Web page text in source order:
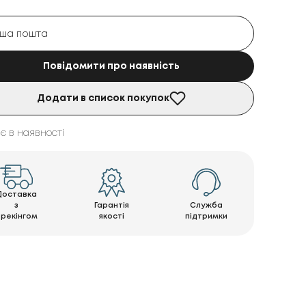
Повідомити про наявність
Додати в список покупок
в наявності
з
Гарантія
якості
Служба
підтримки